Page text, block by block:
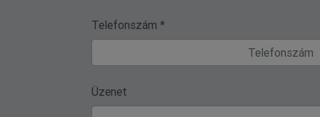
Telefonszám *
Üzenet